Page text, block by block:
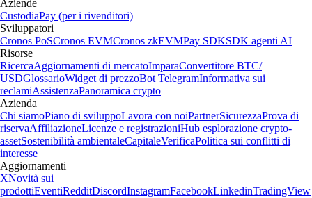
Aziende
CustodiaPay (per i rivenditori)
Sviluppatori
Cronos PoSCronos EVMCronos zkEVMPay SDKSDK agenti AI
Risorse
RicercaAggiornamenti di mercatoImparaConvertitore BTC/
USDGlossarioWidget di prezzoBot TelegramInformativa sui
reclamiAssistenzaPanoramica crypto
Azienda
Chi siamoPiano di sviluppoLavora con noiPartnerSicurezzaProva di
riservaAffiliazioneLicenze e registrazioniHub esplorazione crypto-
assetSostenibilità ambientaleCapitaleVerificaPolitica sui conflitti di
interesse
Aggiornamenti
XNovità sui
prodottiEventiRedditDiscordInstagramFacebookLinkedinTradingView